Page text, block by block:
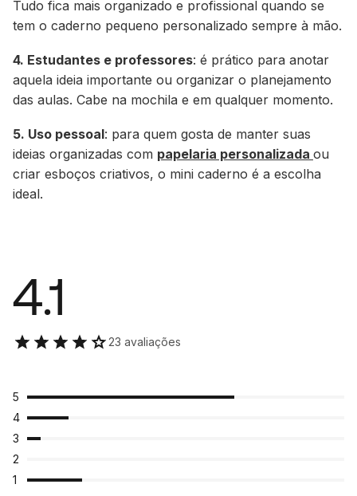
Tudo fica mais organizado e profissional quando se
tem o caderno pequeno personalizado sempre à mão.
4. Estudantes e professores: é prático para anotar
aquela ideia importante ou organizar o planejamento
das aulas. Cabe na mochila e em qualquer momento.
5. Uso pessoal: para quem gosta de manter suas
ideias organizadas com papelaria personalizada ou
criar esboços criativos, o mini caderno é a escolha
ideal.
4.1
23 avaliações
5
4
3
2
1